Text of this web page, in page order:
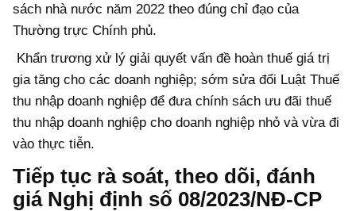
sách nhà nước năm 2022 theo đúng chỉ đạo của
Thường trực Chính phủ.
Khẩn trương xử lý giải quyết vấn đề hoàn thuế giá trị
gia tăng cho các doanh nghiệp; sớm sửa đổi Luật Thuế
thu nhập doanh nghiệp để đưa chính sách ưu đãi thuế
thu nhập doanh nghiệp cho doanh nghiệp nhỏ và vừa đi
vào thực tiễn.
Tiếp tục rà soát, theo dõi, đánh
giá Nghị định số 08/2023/NĐ-CP